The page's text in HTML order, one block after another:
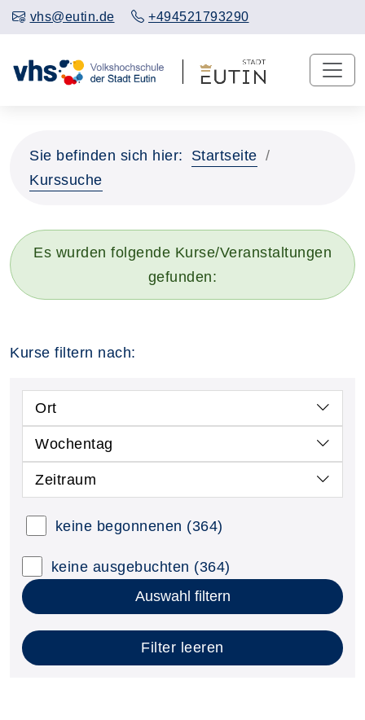
vhs@eutin.de +494521793290
Sie befinden sich hier:
Startseite
Kurssuche
Es wurden folgende Kurse/Veranstaltungen
gefunden:
Kurse filtern nach:
Ort
Wochentag
Zeitraum
keine begonnenen (364)
keine ausgebuchten (364)
Auswahl filtern
Filter leeren